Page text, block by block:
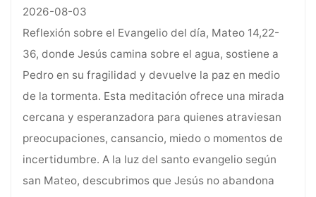
2026-08-03
Reflexión sobre el Evangelio del día, Mateo 14,22-
36, donde Jesús camina sobre el agua, sostiene a
Pedro en su fragilidad y devuelve la paz en medio
de la tormenta. Esta meditación ofrece una mirada
cercana y esperanzadora para quienes atraviesan
preocupaciones, cansancio, miedo o momentos de
incertidumbre. A la luz del santo evangelio según
san Mateo, descubrimos que Jesús no abandona